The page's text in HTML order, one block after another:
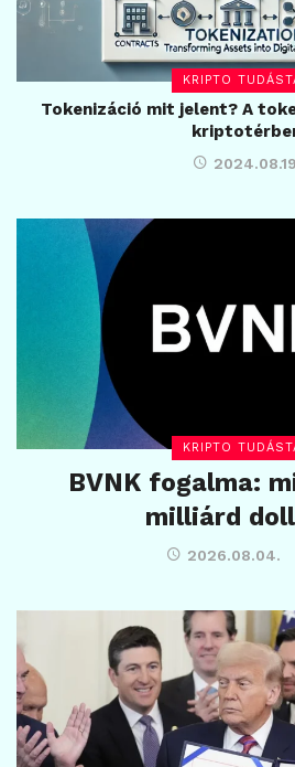
KRIPTO
Tokenizáció mit jelent? A
KRIPTO
BVNK fogalma:
milliárd
2026.08.04.